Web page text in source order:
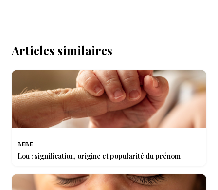
Articles similaires
BEBE
Lou : signification, origine et popularité du prénom